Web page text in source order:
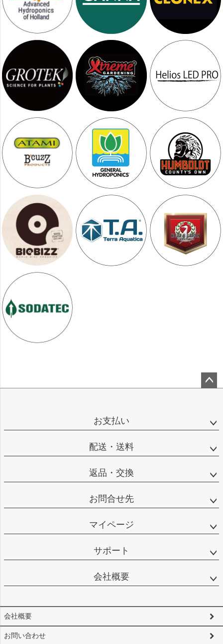
お支払い
配送・送料
返品・交換
お問合せ先
マイページ
サポート
会社概要
会社概要
お問い合わせ